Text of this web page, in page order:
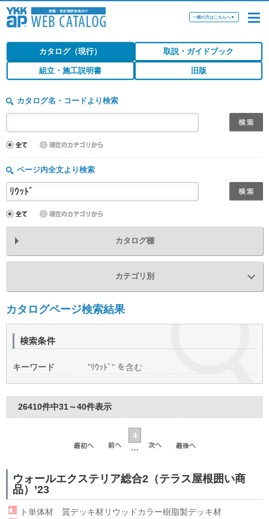
一般の方はこちらへ▼
カタログ（現行） 取説・ガイドブック
組立・施工説明書 旧版
カタログ名・コードより検索
ページ内全文より検索
カタログ棚
カテゴリ別
カタログページ検索結果
キーワード "ﾘｳｯﾄﾞ" を含む
26410件中31～40件表示
4
…
ウォールエクステリア総合2（テラス屋根囲い商
品）’23
ト単体材 質デッキ材リウッドカラー樹脂製デッキ材